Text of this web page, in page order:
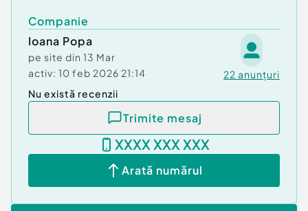
Companie
Ioana Popa
pe site din 13 Mar
activ: 10 feb 2026 21:14 22 anunțuri
Nu există recenzii
Trimite mesaj
XXXX XXX XXX
Arată numărul